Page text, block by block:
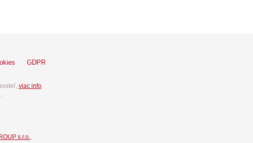
GDPR
viac info.
s.r.o..